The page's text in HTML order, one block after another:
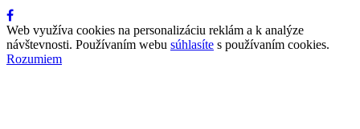
Web využíva cookies na personalizáciu reklám a k analýze
návštevnosti. Používaním webu súhlasíte s používaním cookies.
Rozumiem